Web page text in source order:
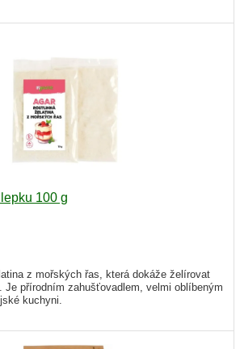
100 g
z mořských řas, která dokáže želírovat
Je přírodním zahušťovadlem, velmi oblíbeným
kuchyni.